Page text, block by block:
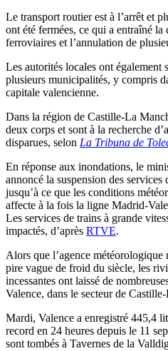
Le transport routier est à l’arrêt et
ont été fermées, ce qui a entraîné la
ferroviaires et l’annulation de
Les autorités locales ont également
plusieurs municipalités, y compris
capitale valencienne.
Dans la région de Castille-La
deux corps et sont à la recherche
disparues, selon La Tribuna de
En réponse aux inondations, le
annoncé la suspension des
jusqu’à ce que les conditions
affecte à la fois la ligne Madrid-
Les services de trains à grande
impactés, d’après RTVE.
Alors que l’agence
pire vague de froid du siècle, les
incessantes ont laissé de
Valence, dans le secteur de
Mardi, Valence a enregistré 445,4
record en 24 heures depuis le 11
sont tombés à Tavernes de la